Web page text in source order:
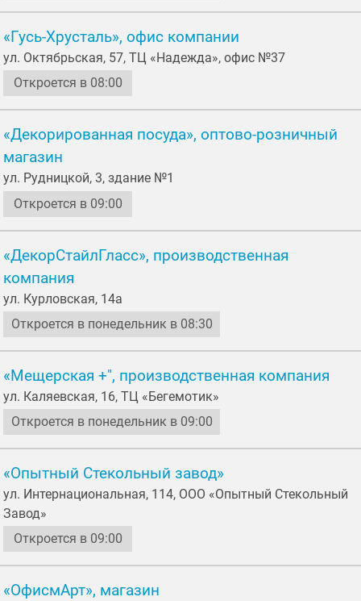
«Гусь-Хрусталь», офис компании
ул. Октябрьская, 57, ТЦ «Надежда», офис №37
Откроется в 08:00
«Декорированная посуда», оптово-розничный
магазин
ул. Рудницкой, 3, здание №1
Откроется в 09:00
«ДекорСтайлГласс», производственная
компания
ул. Курловская, 14а
Откроется в понедельник в 08:30
«Мещерская +", производственная компания
ул. Каляевская, 16, ТЦ «Бегемотик»
Откроется в понедельник в 09:00
«Опытный Стекольный завод»
ул. Интернациональная, 114, ООО «Опытный Стекольный
Завод»
Откроется в 09:00
«ОфисмАрт», магазин